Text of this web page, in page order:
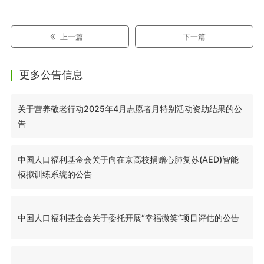
上一篇 下一篇
更多公告信息
关于营养敬老行动2025年4月志愿者月特别活动资助结果的公
告
中国人口福利基金会关于向在京高校捐赠心肺复苏(AED)智能
模拟训练系统的公告
中国人口福利基金会关于委托开展“幸福微笑”项目评估的公告